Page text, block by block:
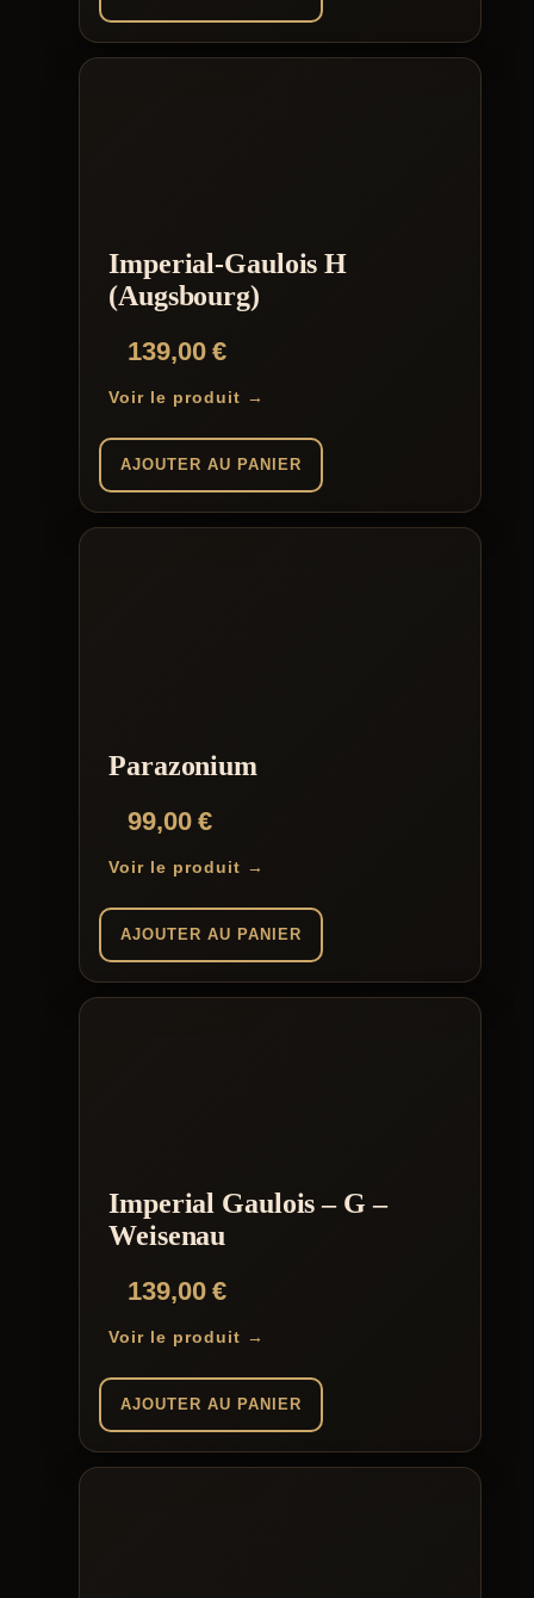
Imperial-Gaulois H
(Augsbourg)
139,00€
Voir le produit →
AJOUTER AU PANIER
Parazonium
99,00€
Voir le produit →
AJOUTER AU PANIER
Imperial Gaulois – G –
Weisenau
139,00€
Voir le produit →
AJOUTER AU PANIER